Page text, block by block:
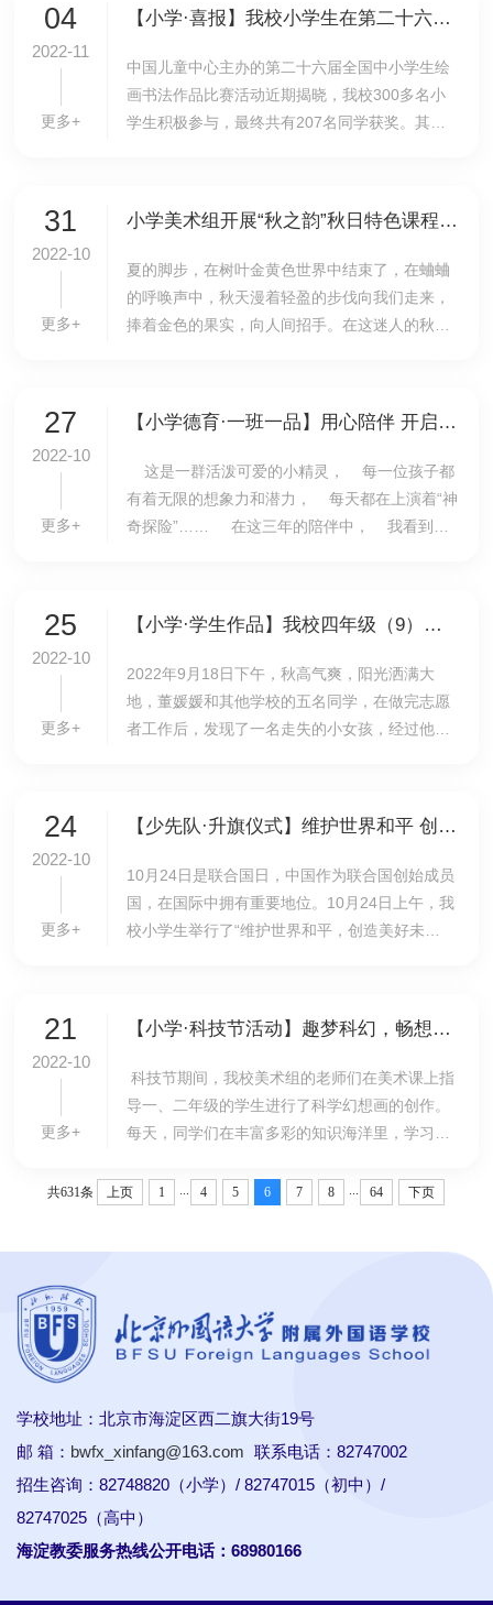
04
2022-11
更多+
【小学·喜报】我校小学生在第二十六届全国中小学生绘画书法作品比赛中喜获佳绩
中国儿童中心主办的第二十六届全国中小学生绘
画书法作品比赛活动近期揭晓，我校300多名小
学生积极参与，最终共有207名同学获奖。其
31
2022-10
更多+
小学美术组开展“秋之韵”秋日特色课程学习活动
夏的脚步，在树叶金黄色世界中结束了，在蛐蛐
的呼唤声中，秋天漫着轻盈的步伐向我们走来，
捧着金色的果实，向人间招手。在这迷人的秋
27
2022-10
更多+
【小学德育·一班一品】用心陪伴 开启全人教育——三年级（9）班班级文化建设
​ 这是一群活泼可爱的小精灵， 每一位孩子都
有着无限的想象力和潜力， 每天都在上演着“神
奇探险”…… 在这三年的陪伴中， 我看到孩
25
2022-10
更多+
【小学·学生作品】我校四年级（9）班董媛媛成功帮助走失小女孩找到妈妈
​2022年9月18日下午，秋高气爽，阳光洒满大
地，董媛媛和其他学校的五名同学，在做完志愿
者工作后，发现了一名走失的小女孩，经过他们
24
2022-10
更多+
【少先队·升旗仪式】维护世界和平 创造美好未来——我校举行小学生第9周升旗仪式
10月24日是联合国日，中国作为联合国创始成员
国，在国际中拥有重要地位。10月24日上午，我
校小学生举行了“维护世界和平，创造美好未
21
2022-10
更多+
【小学·科技节活动】趣梦科幻，畅想未来——我校小学举行科学幻想画大赛作品展
科技节期间，我校美术组的老师们在美术课上指
导一、二年级的学生进行了科学幻想画的创作。
每天，同学们在丰富多彩的知识海洋里，学习各
课堂上，他们融合了多个学科，运用了多种绘画
共631条 上页 1 ... 4 5 6 7 8 ... 64 下页
学校地址：北京市海淀区西二旗大街19号
邮 箱： bwfx_xinfang@163.com 联系电话：82747002
招生咨询：82748820（小学）/ 82747015（初中）/
82747025（高中）
海淀教委服务热线公开电话：68980166